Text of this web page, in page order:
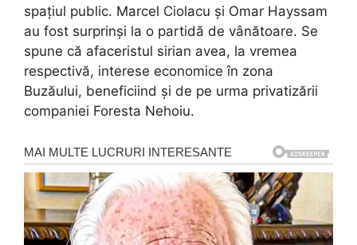
spațiul public. Marcel Ciolacu și Omar Hayssam
au fost surprinși la o partidă de vânătoare. Se
spune că afaceristul sirian avea, la vremea
respectivă, interese economice în zona
Buzăului, beneficiind și de pe urma privatizării
companiei Foresta Nehoiu.